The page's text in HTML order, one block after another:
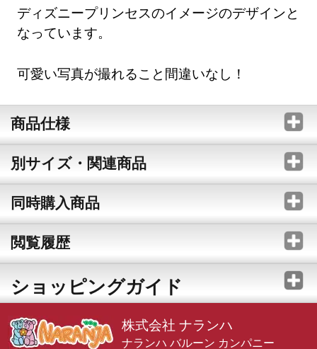
ディズニープリンセスのイメージのデザインと
なっています。
可愛い写真が撮れること間違いなし！
商品仕様
別サイズ・関連商品
同時購入商品
閲覧履歴
ショッピングガイド
株式会社 ナランハ
ナランハ バルーン カンパニー